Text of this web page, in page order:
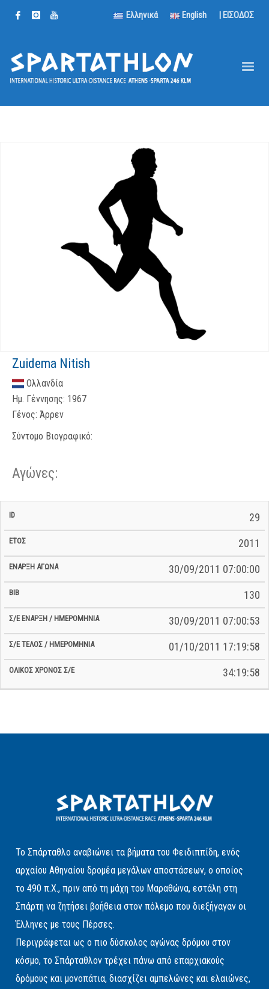
Ελληνικά English | ΕΙΣΟΔΟΣ
Zuidema Nitish
Ολλανδία
Ημ. Γέννησης: 1967
Γένος: Άρρεν
Σύντομο Βιογραφικό:
Αγώνες:
Αγώνα
Ημερομηνία
29
2011
30/09/2011 07:00:00
130
30/09/2011 07:00:53
01/10/2011 17:19:58
34:19:58
Το Σπάρταθλο αναβιώνει τα βήματα του Φειδιππίδη, ενός
αρχαίου Αθηναίου δρομέα μεγάλων αποστάσεων, ο οποίος
το 490 π.Χ., πριν από τη μάχη του Μαραθώνα, εστάλη στη
Σπάρτη να ζητήσει βοήθεια στον πόλεμο που διεξήγαγαν οι
Έλληνες με τους Πέρσες.
Περιγράφεται ως ο πιο δύσκολος αγώνας δρόμου στον
κόσμο, το Σπάρταθλον τρέχει πάνω από επαρχιακούς
δρόμους και μονοπάτια, διασχίζει αμπελώνες και ελαιώνες,